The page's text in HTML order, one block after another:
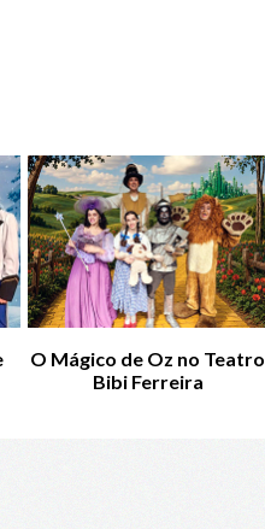
O Mágico de Oz no Teatro
Bibi Ferreira